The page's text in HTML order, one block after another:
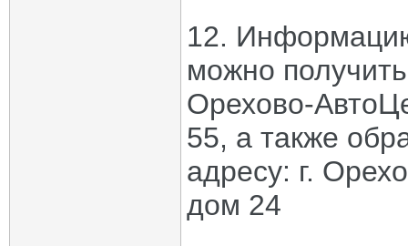
12.
можно
Орехово-
55, а также
адресу: г.
дом 24